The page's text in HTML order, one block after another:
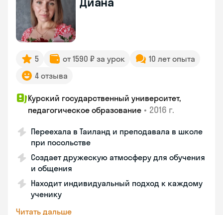
5 от 1590 ₽ за урок
10 лет опыта
4 отзыва
Курский государственный университет,
педагогическое образование • 2016 г.
Переехала в Таиланд и преподавала в школе
при посольстве
Создает дружескую атмосферу для обучения
и общения
Находит индивидуальный подход к каждому
ученику
Читать дальше